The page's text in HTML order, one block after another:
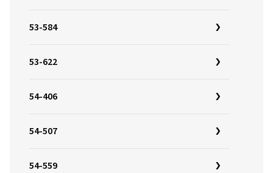
53-584
53-622
54-406
54-507
54-559